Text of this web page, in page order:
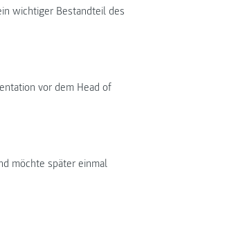
wichtiger Bestandteil des
vor dem Head of
möchte später einmal